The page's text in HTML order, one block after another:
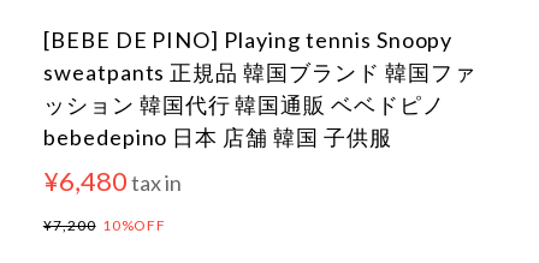
[BEBE DE PINO] Playing tennis Snoopy
sweatpants 正規品 韓国ブランド 韓国ファ
ッション 韓国代行 韓国通販 ベベドピノ
bebedepino 日本 店舗 韓国 子供服
¥6,480tax in
¥7,200 10%OFF